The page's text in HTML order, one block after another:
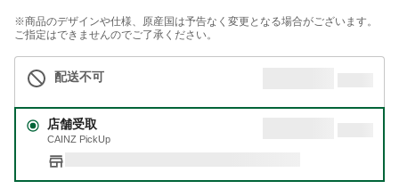
※商品のデザインや仕様、原産国は予告なく変更となる場合がございます。
ご指定はできませんのでご了承ください。
配送不可
店舗受取
CAINZ PickUp